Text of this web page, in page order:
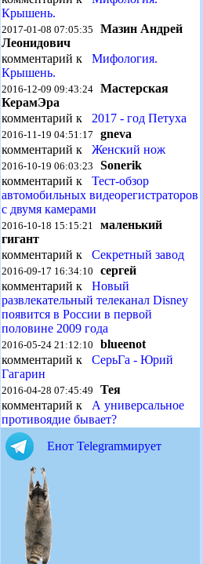
Крышень.
2017-01-08 07:05:35 Мазин Андрей
Леонидович
комментарий к Мифология.
Крышень.
2016-12-09 09:43:24 Мастерская
КерамЭра
комментарий к 2017 - год Петуха
2016-11-19 04:51:17 gneva
комментарий к Женский нож
2016-10-19 06:03:23 Sonerik
комментарий к Тест-обзор
автомобильных видеорегистраторов
с двумя камерами
2016-10-18 15:15:21 маленький
гигант
комментарий к Секретный завод
2016-09-17 16:34:10 сергей
комментарий к Новый
развлекательный телеканал Disney
появится в России в первой
половине 2009 года
2016-05-24 21:12:10 blueenot
комментарий к СерьГа - Юрий
Гагарин
2016-04-28 07:45:49 Тея
комментарий к А универсальное
противоядие бывает?
Енот Telegramмирует